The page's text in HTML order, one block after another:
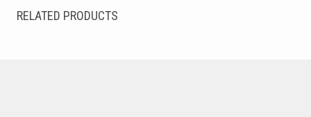
RELATED PRODUCTS